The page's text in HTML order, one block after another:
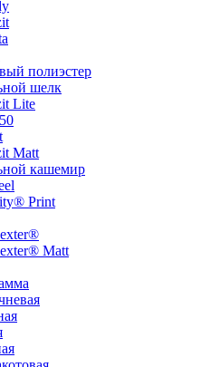
полиэстер
шелк
Lite
Matt
кашемир
Print
Matt